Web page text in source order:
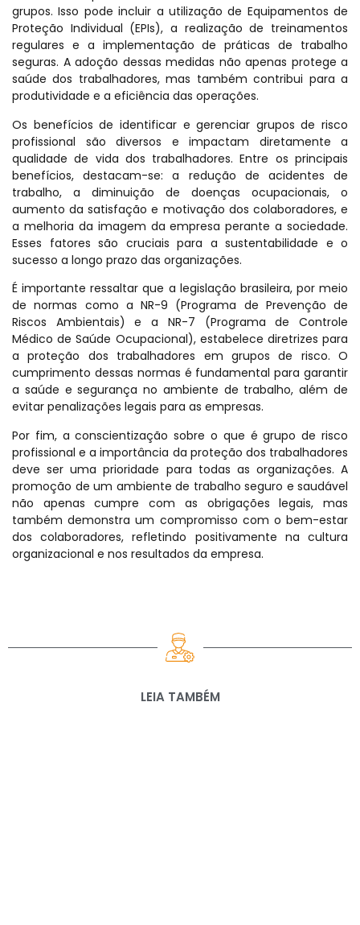
grupos. Isso pode incluir a utilização de Equipamentos de
Proteção Individual (EPIs), a realização de treinamentos
regulares e a implementação de práticas de trabalho
seguras. A adoção dessas medidas não apenas protege a
saúde dos trabalhadores, mas também contribui para a
produtividade e a eficiência das operações.
Os benefícios de identificar e gerenciar grupos de risco
profissional são diversos e impactam diretamente a
qualidade de vida dos trabalhadores. Entre os principais
benefícios, destacam-se: a redução de acidentes de
trabalho, a diminuição de doenças ocupacionais, o
aumento da satisfação e motivação dos colaboradores, e
a melhoria da imagem da empresa perante a sociedade.
Esses fatores são cruciais para a sustentabilidade e o
sucesso a longo prazo das organizações.
É importante ressaltar que a legislação brasileira, por meio
de normas como a NR-9 (Programa de Prevenção de
Riscos Ambientais) e a NR-7 (Programa de Controle
Médico de Saúde Ocupacional), estabelece diretrizes para
a proteção dos trabalhadores em grupos de risco. O
cumprimento dessas normas é fundamental para garantir
a saúde e segurança no ambiente de trabalho, além de
evitar penalizações legais para as empresas.
Por fim, a conscientização sobre o que é grupo de risco
profissional e a importância da proteção dos trabalhadores
deve ser uma prioridade para todas as organizações. A
promoção de um ambiente de trabalho seguro e saudável
não apenas cumpre com as obrigações legais, mas
também demonstra um compromisso com o bem-estar
dos colaboradores, refletindo positivamente na cultura
organizacional e nos resultados da empresa.
LEIA TAMBÉM